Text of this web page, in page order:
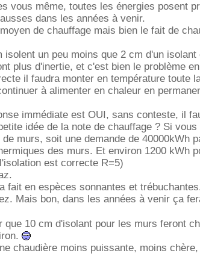
vous même, toutes les énergies posent
dans les années à venir.
de chauffage mais bien le fait de
un peu moins que 2 cm d'un
plus d'inertie, et c'est bien le problème
il faudra monter en température toute
à alimenter en chaleur en
immédiate est OUI, sans conteste, il
idée de la note de chauffage ? Si
murs, soit une demande de 40000kWh
des murs. Et environ 1200 kWh
est correcte R=5)
fait en espèces sonnantes et
Mais bon, dans les années à venir ça
10 cm d'isolant pour les murs feront
chaudière moins puissante, moins